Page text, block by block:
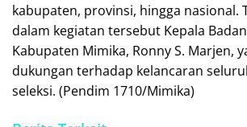
kabupaten, provinsi, hingga nasional.
dalam kegiatan tersebut Kepala
Kabupaten Mimika, Ronny S. Marjen,
dukungan terhadap kelancaran
seleksi. (Pendim 1710/Mimika)